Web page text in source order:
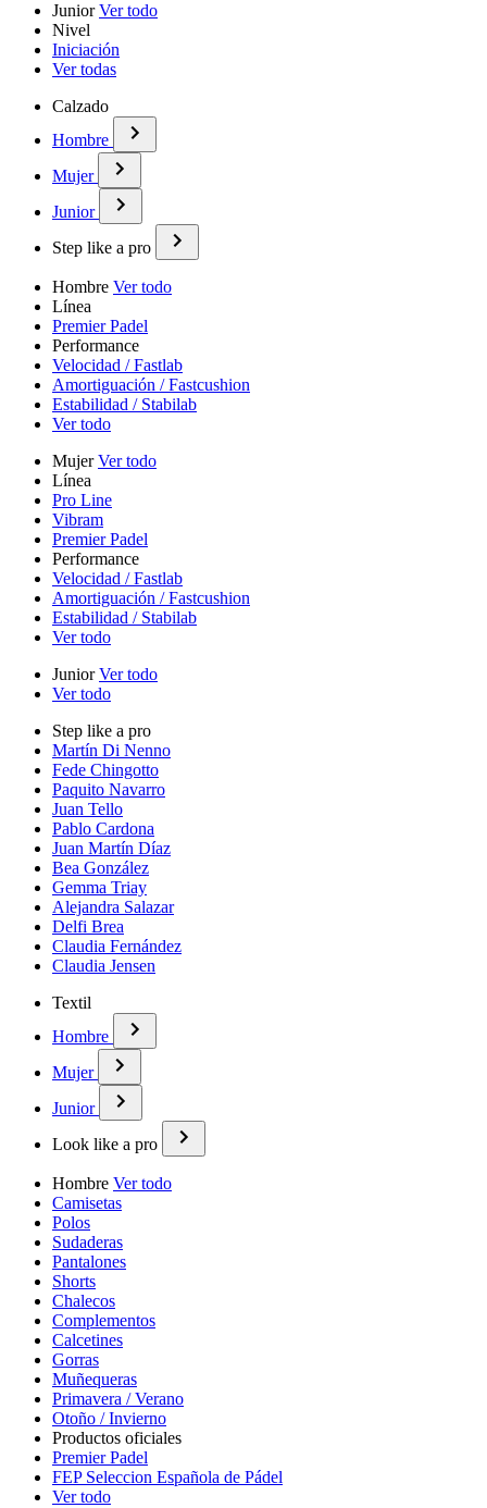
JuniorVer todo
Nivel
Iniciación
Ver todas
Calzado
Hombre
Mujer
Junior
Step like a pro
Hombre Ver todo
Línea
Premier Padel
Performance
Velocidad / Fastlab
Amortiguación / Fastcushion
Estabilidad / Stabilab
Ver todo
MujerVer todo
Línea
Pro Line
Vibram
Premier Padel
Performance
Velocidad / Fastlab
Amortiguación / Fastcushion
Estabilidad / Stabilab
Ver todo
JuniorVer todo
Ver todo
Step like a pro
Martín Di Nenno
Fede Chingotto
Paquito Navarro
Juan Tello
Pablo Cardona
Juan Martín Díaz
Bea González
Gemma Triay
Alejandra Salazar
Delfi Brea
Claudia Fernández
Claudia Jensen
Textil
Hombre
Mujer
Junior
Look like a pro
Hombre Ver todo
Camisetas
Polos
Sudaderas
Pantalones
Shorts
Chalecos
Complementos
Calcetines
Gorras
Muñequeras
Primavera / Verano
Otoño / Invierno
Productos oficiales
Premier Padel
FEP Seleccion Española de Pádel
Ver todo